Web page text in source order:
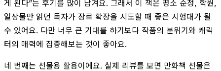
게 된다”는 후기를 많이 남겨요. 그래서 이 책은 평소 순정, 학원,
일상물만 읽던 독자가 장르 확장을 시도할 때 좋은 시험대가 될
수 있어요. 다만 너무 큰 기대를 하기보다 작품의 분위기와 캐릭
터의 매력에 집중해보는 것이 좋아요.
네 번째는 선물용 활용이에요. 실제 리뷰를 보면 만화책 선물은